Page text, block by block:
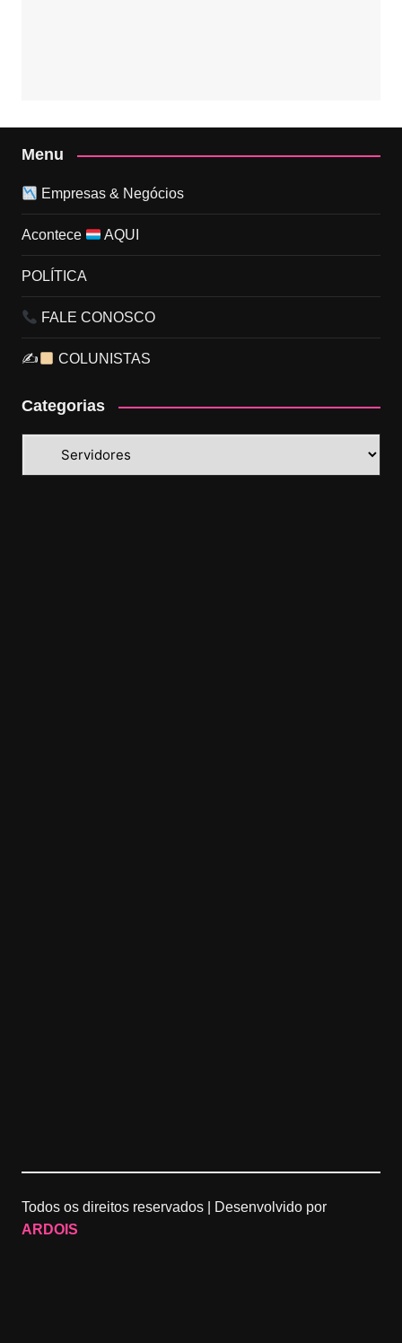
Menu
Empresas & Negócios
Acontece AQUI
POLÍTICA
FALE CONOSCO
✍ COLUNISTAS
Categorias
Todos os direitos reservados |
Desenvolvido por
ARDOIS